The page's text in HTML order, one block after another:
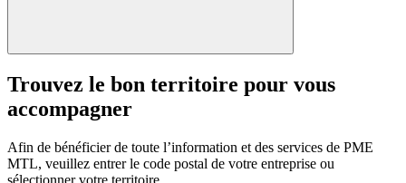
Trouvez le bon territoire pour vous
accompagner
Afin de bénéficier de toute l’information et des services de PME
MTL, veuillez entrer le code postal de votre entreprise ou
sélectionner votre territoire.